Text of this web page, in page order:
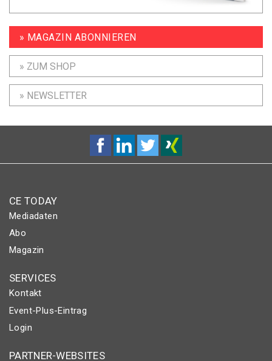
» MAGAZIN ABONNIEREN
» ZUM SHOP
» NEWSLETTER
CE TODAY
Mediadaten
Abo
Magazin
SERVICES
Kontakt
Event-Plus-Eintrag
Login
PARTNER-WEBSITES